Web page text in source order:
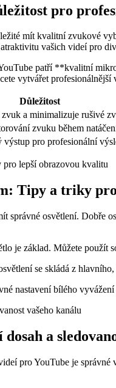
pro
mít kvalitní zvukové
vašich videí pro
patří **kvalitní
vytvářet
Důležitost
a minimalizuje rušivé
zvuku během
výstup pro profesionální
Tipy a triky
správné osvětlení. Dobře
je základ. Můžete použít
se skládá z
nastavení bílého
a
pro YouTube je